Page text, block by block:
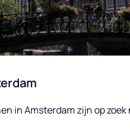
in Amsterdam zijn op zoek